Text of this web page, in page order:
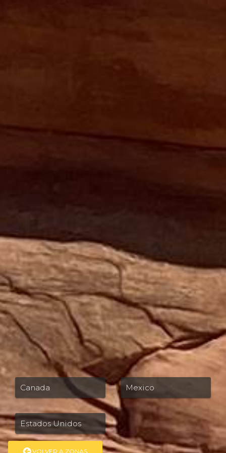
Canada Mexico
Estados Unidos
VOLVER A ZONAS